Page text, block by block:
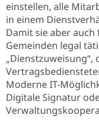
einstellen, alle
in einem
Damit sie aber
Gemeinden legal
„Dienstzuweisung“,
Moderne IT-
Digitale Signatur